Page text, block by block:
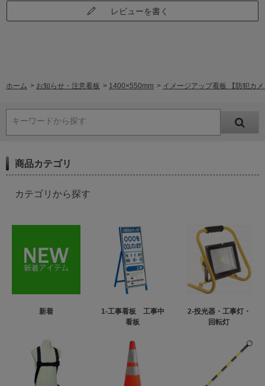
レビューを書く
ホーム > お知らせ・注意看板 > 1400×550mm > イメージアップ看板 【防犯カ
キーワードから探す
商品カテゴリ
カテゴリから探す
新着
1-工事看板 工事中
看板
2-投光器・工事灯・
回転灯